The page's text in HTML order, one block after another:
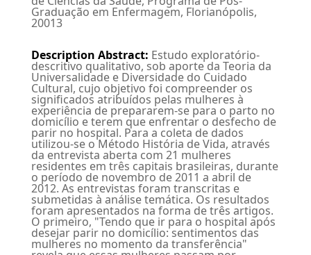
Graduação em Enfermagem, Florianópolis,
20013
Description Abstract: Estudo exploratório-
descritivo qualitativo, sob aporte da Teoria da
Universalidade e Diversidade do Cuidado
Cultural, cujo objetivo foi compreender os
significados atribuídos pelas mulheres à
experiência de prepararem-se para o parto no
domicílio e terem que enfrentar o desfecho de
parir no hospital. Para a coleta de dados
utilizou-se o Método História de Vida, através
da entrevista aberta com 21 mulheres
residentes em três capitais brasileiras, durante
o período de novembro de 2011 a abril de
2012. As entrevistas foram transcritas e
submetidas à análise temática. Os resultados
foram apresentados na forma de três artigos.
O primeiro, "Tendo que ir para o hospital após
desejar parir no domicílio: sentimentos das
mulheres no momento da transferência"